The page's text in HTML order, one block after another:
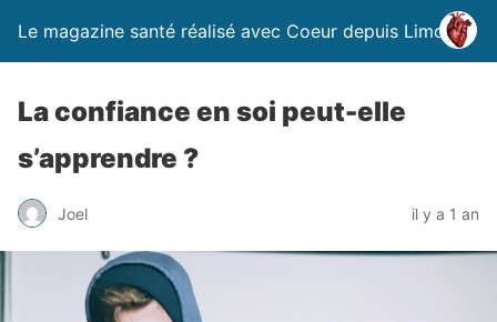
Le magazine santé réalisé avec Coeur depuis Limoges
La confiance en soi peut-elle
s’apprendre ?
Joel il y a 1 an